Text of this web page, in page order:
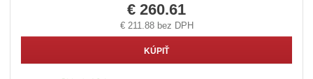
€ 260.61
€ 211.88 bez DPH
KÚPIŤ